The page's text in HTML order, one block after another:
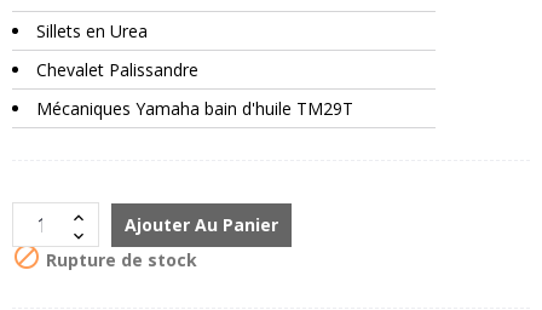
Sillets en Urea
Chevalet Palissandre
Mécaniques Yamaha bain d'huile TM29T
Ajouter Au Panier
 Rupture de stock